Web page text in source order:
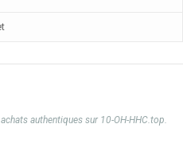
authentiques sur 10-OH-HHC.top.